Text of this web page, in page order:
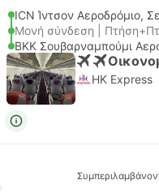
ICN Ίντσον Αεροδρόμιο,
Μονή σύνδεση |
BKK Σουβαρναμπούμι
HK Express